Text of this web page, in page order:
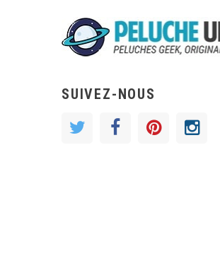
SUIVEZ-NOUS